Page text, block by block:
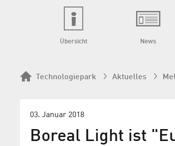
Übersicht News
Technologiepark Aktuelles
03. Januar 2018
Boreal Light ist